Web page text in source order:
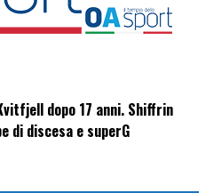
dopo 17 anni. Shiffrin
di discesa e superG